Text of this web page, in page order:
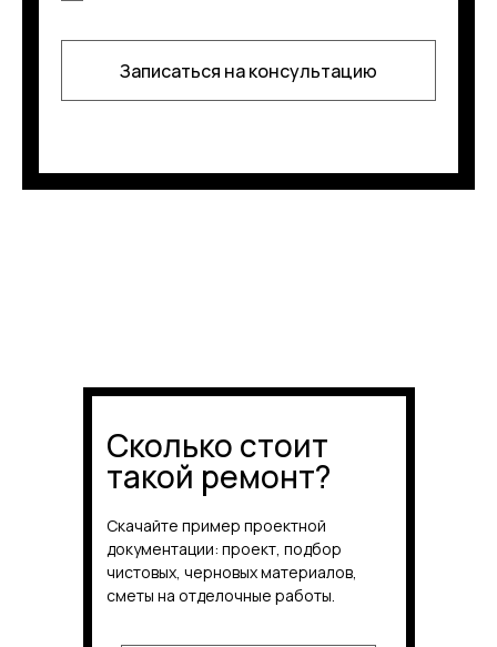
Записаться на консультацию
Сколько стоит
такой ремонт?
Скачайте пример проектной
документации: проект, подбор
чистовых, черновых материалов,
сметы на отделочные работы.